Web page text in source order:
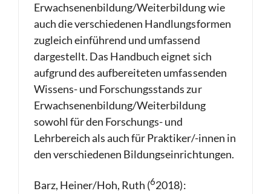
Erwachsenenbildung/Weiterbildung wie
auch die verschiedenen Handlungsformen
zugleich einführend und umfassend
dargestellt. Das Handbuch eignet sich
aufgrund des aufbereiteten umfassenden
Wissens- und Forschungsstands zur
Erwachsenenbildung/Weiterbildung
sowohl für den Forschungs- und
Lehrbereich als auch für Praktiker/-innen in
den verschiedenen Bildungseinrichtungen.
Barz, Heiner/Hoh, Ruth (62018):